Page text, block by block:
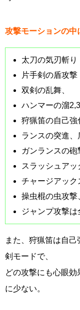
攻撃モーションの中
太刀の気刃斬り
片手剣の盾攻撃
双剣の乱舞、
ハンマーの溜
狩猟笛の自己強
ランスの突進、
ガンランスの砲
スラッシュア
チャージアック
操虫棍の虫攻
ジャンプ攻撃は
また、狩猟笛は自
剣モードで、
どの攻撃にも心眼
に少ない。